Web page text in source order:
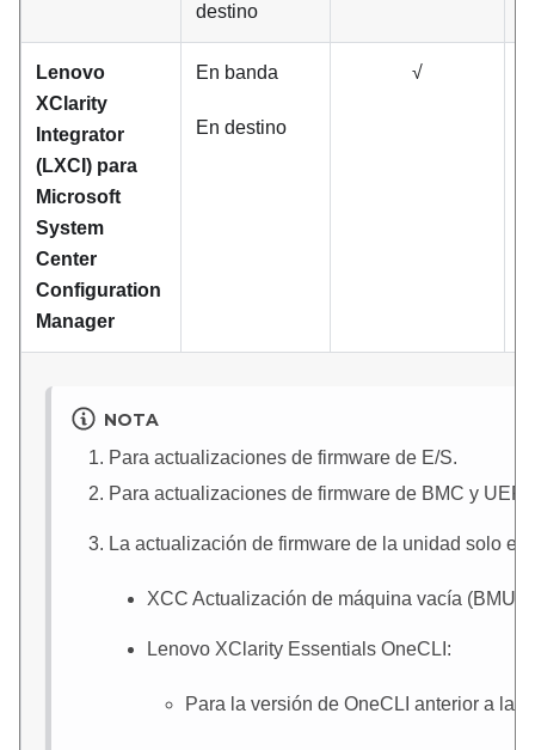
destino
Lenovo
XClarity
Integrator
(LXCI) para
Microsoft
System
Center
Configuration
Manager
En banda
En destino
√
NOTA
Para actualizaciones de firmware de E/S.
Para actualizaciones de firmware de BMC y UEFI.
La actualización de firmware de la unidad solo
XCC Actualización de máquina vacía
Lenovo XClarity Essentials OneCLI :
Para la versión de OneCLI anterior a la